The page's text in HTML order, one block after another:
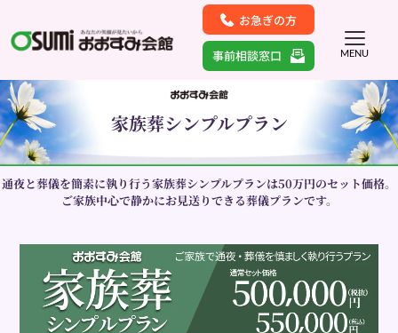
お急ぎの方
事前相談窓口 MENU
家族葬シンプルプラン
通夜と葬儀を簡素に執り行う家族葬シンプルプランは50万円のセット価格。
ご家族中心で静かにお見送りできる葬儀プランです。